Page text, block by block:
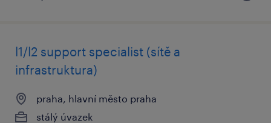
l1/l2 support specialist (sítě a
infrastruktura)
praha, hlavní město praha
stálý úvazek